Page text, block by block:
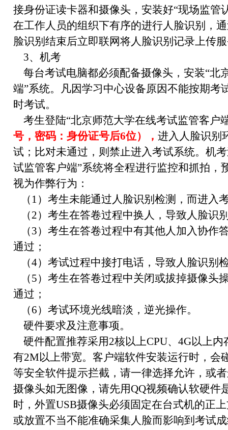
接身份证读卡器和摄像头，安装好“现场监管
在工作人员的组织下有序的进行人脸识别，
脸识别结束后立即联网将人脸识别记录上传
3、机考
每台考试电脑都必须配备摄像头，安装“北
端”系统。凡因学习中心设备原因不能按期考
时考试。
考生登陆“北京师范大学在线考试监管客户
号，密码：身份证号后6位）， 进入人脸识别
试；比对未通过，则禁止进入考试系统。机
试监管客户端”系统将全程进行监控和抓拍，
视为作弊行为：
（1）考生未能通过人脸识别检测，而进入
（2）考生在答卷过程中换人，导致人脸识
（3）考生在答卷过程中有其他人加入协作
通过；
（4）考试过程中接打电话，导致人脸识别
（5）考生在答卷过程中关闭或拔掉摄像头
通过；
（6）考试环境光线暗淡，逆光操作。
硬件要求及注意事项。
硬件配置推荐采用2核以上CPU、4G以上内
有2M以上带宽。客户端软件安装运行时，会
等安全软件提示拦截，请一律选择允许，或
摄像头如无图像，请先用QQ视频确认软硬件
时，外置USB摄像头必须固定在台式机的正
或放置不当不能准确采集人脸而影响到考试